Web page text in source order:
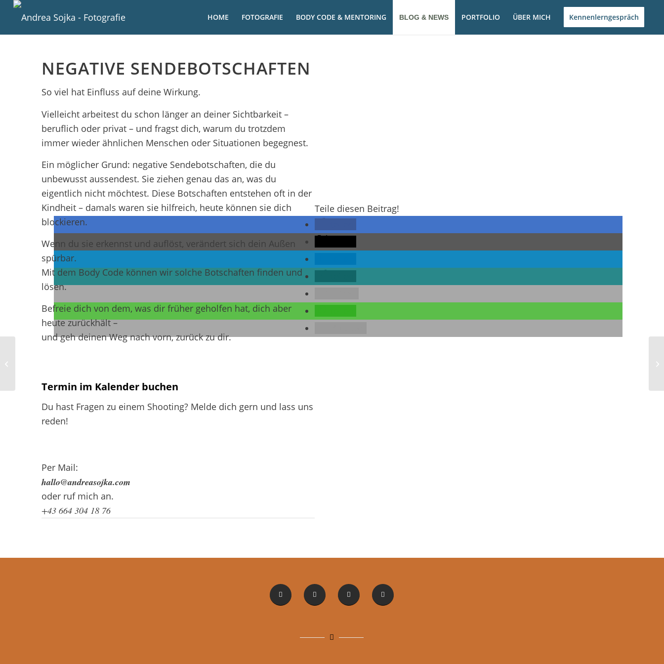
HOME FOTOGRAFIE BODY CODE & MENTORING BLOG & NEWS PORTFOLIO ÜBER MICH Kennenlerngespräch
NEGATIVE SENDEBOTSCHAFTEN
So viel hat Einfluss auf deine Wirkung.
Vielleicht arbeitest du schon länger an deiner Sichtbarkeit –
beruflich oder privat – und fragst dich, warum du trotzdem
immer wieder ähnlichen Menschen oder Situationen begegnest.
Ein möglicher Grund: negative Sendebotschaften, die du
unbewusst aussendest. Sie ziehen genau das an, was du
eigentlich nicht möchtest. Diese Botschaften entstehen oft in der
Kindheit – damals waren sie hilfreich, heute können sie dich
blockieren.
Wenn du sie erkennst und auflöst, verändert sich dein Außen
spürbar.
Mit dem Body Code können wir solche Botschaften finden und
lösen.
Befreie dich von dem, was dir früher geholfen hat, dich aber
heute zurückhält –
und geh deinen Weg nach vorn, zurück zu dir.
Termin im Kalender buchen
Du hast Fragen zu einem Shooting? Melde dich gern und lass uns
reden!
Per Mail:
hallo@andreasojka.com
oder ruf mich an.
+43 664 304 18 76
Teile diesen Beitrag!